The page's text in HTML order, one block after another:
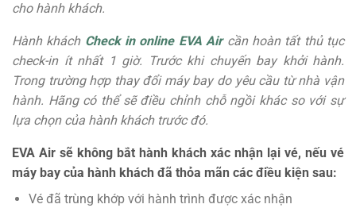
cho hành khách.
Hành khách Check in online EVA Aircần hoàn tất thủ tục
check-in ít nhất 1 giờ. Trước khi chuyến bay khởi hành.
Trong trường hợp thay đổi máy bay do yêu cầu từ nhà vận
hành. Hãng có thể sẽ điều chỉnh chỗ ngồi khác so với sự
lựa chọn của hành khách trước đó.
EVA Air sẽ không bắt hành khách xác nhận lại vé, nếu vé
máy bay của hành khách đã thỏa mãn các điều kiện sau:
Vé đã trùng khớp với hành trình được xác nhận